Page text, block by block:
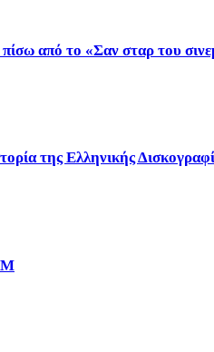
από το «Σαν σταρ του
της Ελληνικής